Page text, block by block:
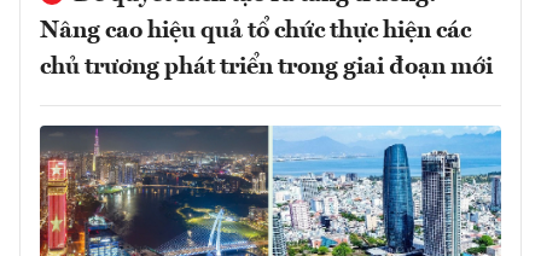
Nâng cao hiệu quả tổ chức thực hiện các
chủ trương phát triển trong giai đoạn mới